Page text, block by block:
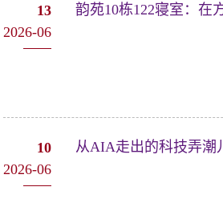
13
2026-06
10
2026-06